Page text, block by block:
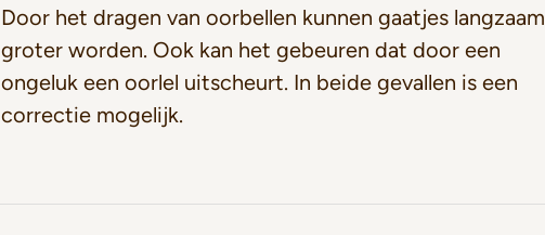
Door het dragen van oorbellen kunnen gaatjes langzaam
groter worden. Ook kan het gebeuren dat door een
ongeluk een oorlel uitscheurt. In beide gevallen is een
correctie mogelijk.